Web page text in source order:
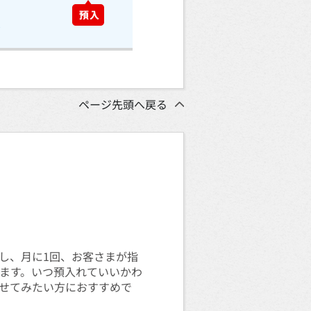
ページ先頭へ戻る
、月に1回、お客さまが指
す。いつ預入れていいかわ
てみたい方におすすめで